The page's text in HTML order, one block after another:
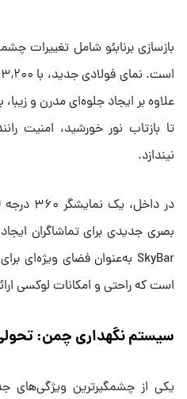
بازسازی برنابئو شامل تغییرات
علاوه بر ایجاد جلوه‌ای مدرن و
تا بازتاب نور خورشید، امنیت
نیندازد.
بصری جدیدی برای تماشاگران
است که راحتی و امکانات لوکسی
سیستم نگهداری چمن:
یکی از چشمگیرترین ویژگی‌های